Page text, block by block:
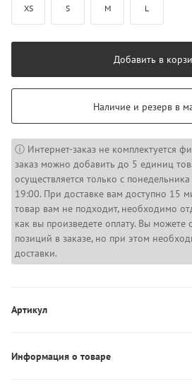
XS S M L
Добавить в
Наличие и резерв в
ⓘ Интернет-заказ не комплектуется
заказ можно добавить до 5 единиц
осуществляется только с
19:00. При доставке вам доступно 15
товар вам не подходит, необходимо
как вы произведете оплату. Вы можете
позиций в заказе, но при этом
доставки.
Артикул
Информация о товаре